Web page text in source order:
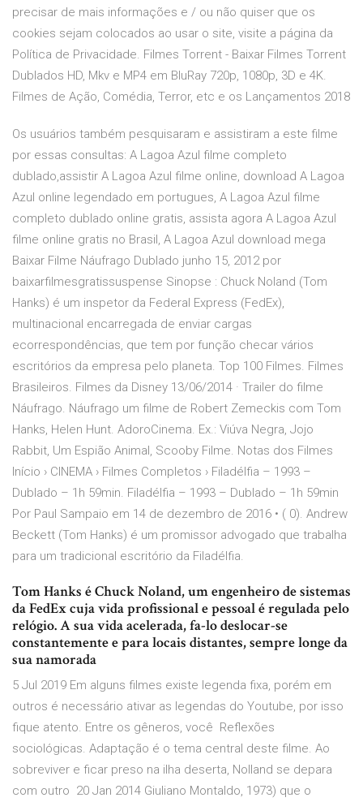
precisar de mais informações e / ou não quiser que os
cookies sejam colocados ao usar o site, visite a página da
Política de Privacidade. Filmes Torrent - Baixar Filmes Torrent
Dublados HD, Mkv e MP4 em BluRay 720p, 1080p, 3D e 4K.
Filmes de Ação, Comédia, Terror, etc e os Lançamentos 2018
Os usuários também pesquisaram e assistiram a este filme
por essas consultas: A Lagoa Azul filme completo
dublado,assistir A Lagoa Azul filme online, download A Lagoa
Azul online legendado em portugues, A Lagoa Azul filme
completo dublado online gratis, assista agora A Lagoa Azul
filme online gratis no Brasil, A Lagoa Azul download mega
Baixar Filme Náufrago Dublado junho 15, 2012 por
baixarfilmesgratissuspense Sinopse : Chuck Noland (Tom
Hanks) é um inspetor da Federal Express (FedEx),
multinacional encarregada de enviar cargas
ecorrespondências, que tem por função checar vários
escritórios da empresa pelo planeta. Top 100 Filmes. Filmes
Brasileiros. Filmes da Disney 13/06/2014 · Trailer do filme
Náufrago. Náufrago um filme de Robert Zemeckis com Tom
Hanks, Helen Hunt. AdoroCinema. Ex.: Viúva Negra, Jojo
Rabbit, Um Espião Animal, Scooby Filme. Notas dos Filmes
Início › CINEMA › Filmes Completos › Filadélfia – 1993 –
Dublado – 1h 59min. Filadélfia – 1993 – Dublado – 1h 59min
Por Paul Sampaio em 14 de dezembro de 2016 • ( 0). Andrew
Beckett (Tom Hanks) é um promissor advogado que trabalha
para um tradicional escritório da Filadélfia.
Tom Hanks é Chuck Noland, um engenheiro de sistemas
da FedEx cuja vida profissional e pessoal é regulada pelo
relógio. A sua vida acelerada, fa-lo deslocar-se
constantemente e para locais distantes, sempre longe da
sua namorada
5 Jul 2019 Em alguns filmes existe legenda fixa, porém em
outros é necessário ativar as legendas do Youtube, por isso
fique atento. Entre os gêneros, você Reflexões
sociológicas. Adaptação é o tema central deste filme. Ao
sobreviver e ficar preso na ilha deserta, Nolland se depara
com outro 20 Jan 2014 Giuliano Montaldo, 1973) que o